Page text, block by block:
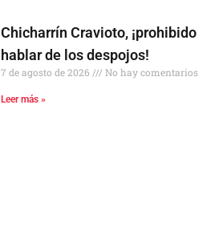
Chicharrín Cravioto, ¡prohibido
hablar de los despojos!
7 de agosto de 2026 No hay comentarios
Leer más »